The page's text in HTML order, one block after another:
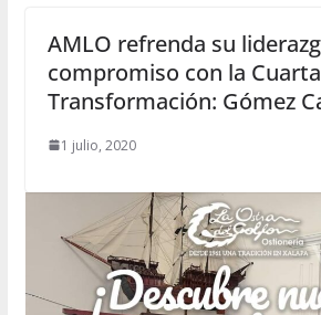
AMLO refrenda su
compromiso con la Cuarta
Transformación: Gómez
1 julio, 2020